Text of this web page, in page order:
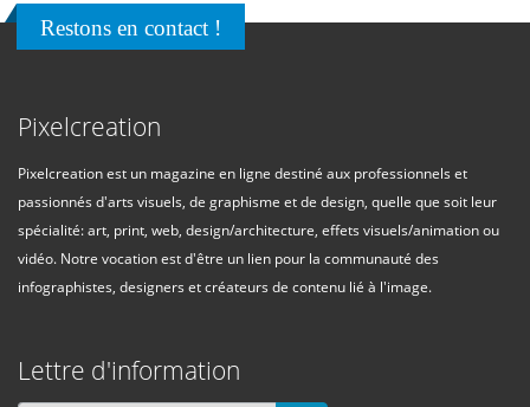
Restons en contact !
Pixelcreation
Pixelcreation est un magazine en ligne destiné aux professionnels et
passionnés d'arts visuels, de graphisme et de design, quelle que soit leur
spécialité: art, print, web, design/architecture, effets visuels/animation ou
vidéo. Notre vocation est d'être un lien pour la communauté des
infographistes, designers et créateurs de contenu lié à l'image.
Lettre d'information